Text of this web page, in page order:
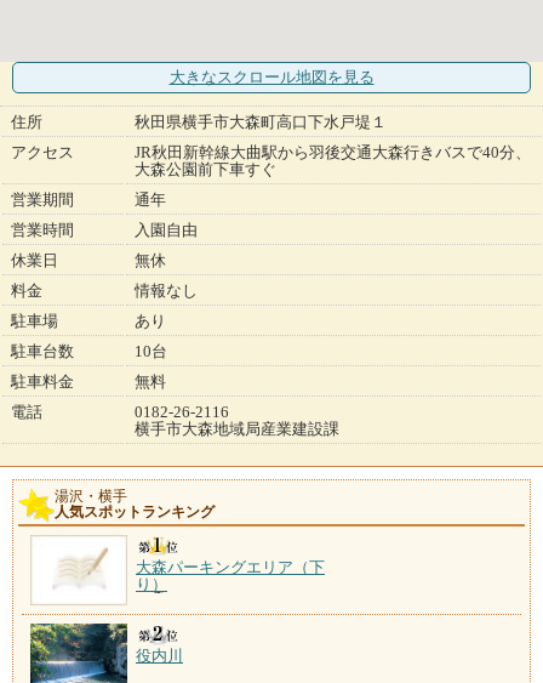
大きなスクロール地図 を見る
住所
秋田県横手市大森町高口下水戸堤１
アクセス
JR秋田新幹線大曲駅から羽後交通大森行きバスで40分、
大森公園前下車すぐ
営業期間
通年
営業時間
入園自由
休業日
無休
料金
情報なし
駐車場
あり
駐車台数
10台
駐車料金
無料
電話
0182-26-2116
横手市大森地域局産業建設課
湯沢・横手
人気スポットランキング
大森パーキングエリア（下
り）
役内川